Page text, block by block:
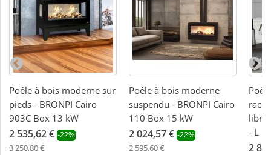
Poêle à bois moderne sur
pieds - BRONPI Cairo
903C Box 13 kW
2 535,62 € -22%
3 250,80 €
Poêle à bois moderne
suspendu - BRONPI Cairo
110 Box 15 kW
2 024,57 € -22%
2 595,60 €
libre
- L
2